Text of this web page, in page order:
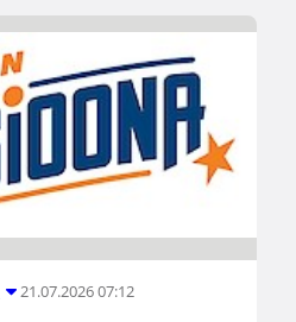
21.07.2026 07:12